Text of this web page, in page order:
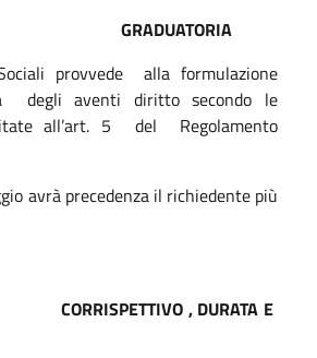
GRADUATORIA
provvede
alla formulazione
degli aventi diritto secondo le
all’art. 5 del
Regolamento
avrà precedenza il richiedente più
CORRISPETTIVO , DURATA E